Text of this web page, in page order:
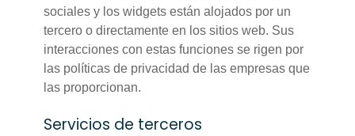
sociales y los widgets están alojados por un
tercero o directamente en los sitios web. Sus
interacciones con estas funciones se rigen por
las políticas de privacidad de las empresas que
las proporcionan.
Servicios de terceros